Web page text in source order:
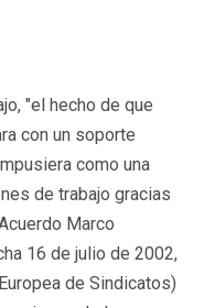
"el hecho de que
con un soporte
como una
de trabajo gracias
Marco
16 de julio de 2002,
de Sindicatos)